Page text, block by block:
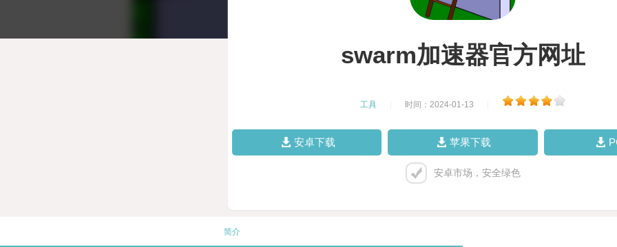
swarm加速器官方网址
工具 时间：2024-01-13
安卓下载 苹果下载
安卓市场，安全绿色
简介